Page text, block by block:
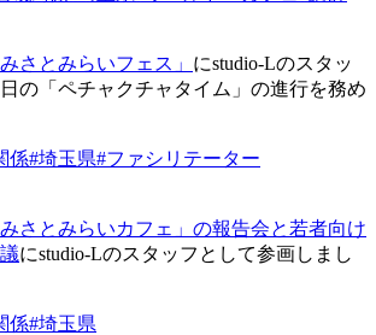
みさとみらいフェス」 にstudio-Lのスタッ
の「ペチャクチャタイム」の進行を務め
係#埼玉県#ファシリテーター
みさとみらいカフェ」の報告会と若者向け
にstudio-Lのスタッフとして参画しまし
係#埼玉県